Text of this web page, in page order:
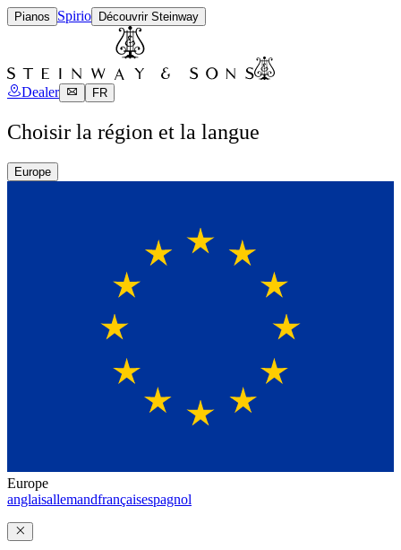
Pianos Spirio Découvrir Steinway
Dealer FR
Choisir la région et la langue
Europe
Europe
anglaisallemandfrançaisespagnol